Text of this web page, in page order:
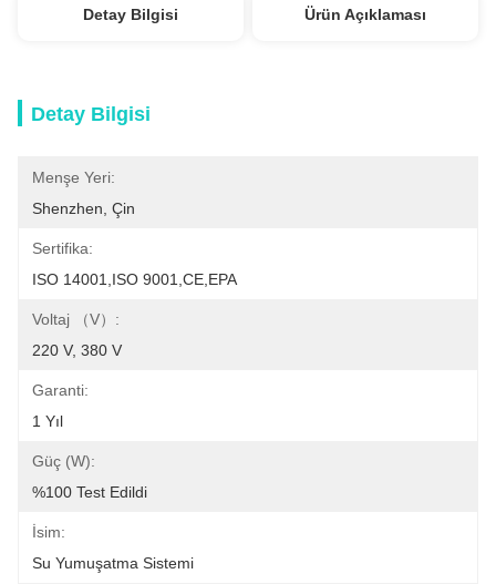
Detay Bilgisi Ürün Açıklaması
Detay Bilgisi
Menşe Yeri:
Shenzhen, Çin
Sertifika:
ISO 14001,ISO 9001,CE,EPA
Voltaj （V）:
220 V, 380 V
Garanti:
1 Yıl
Güç (w):
%100 Test Edildi
İsim:
Su Yumuşatma Sistemi